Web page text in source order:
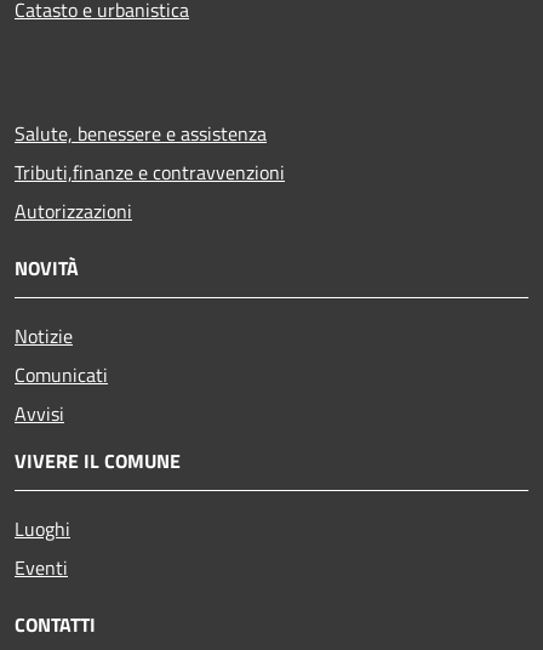
Catasto e urbanistica
Salute, benessere e assistenza
Tributi,finanze e contravvenzioni
Autorizzazioni
NOVITÀ
Notizie
Comunicati
Avvisi
VIVERE IL COMUNE
Luoghi
Eventi
CONTATTI